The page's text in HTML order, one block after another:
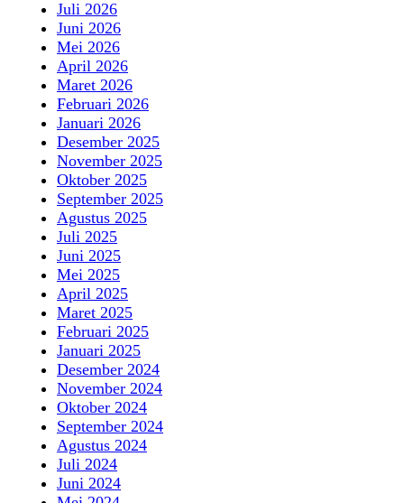
Juli 2026
Juni 2026
Mei 2026
April 2026
Maret 2026
Februari 2026
Januari 2026
Desember 2025
November 2025
Oktober 2025
September 2025
Agustus 2025
Juli 2025
Juni 2025
Mei 2025
April 2025
Maret 2025
Februari 2025
Januari 2025
Desember 2024
November 2024
Oktober 2024
September 2024
Agustus 2024
Juli 2024
Juni 2024